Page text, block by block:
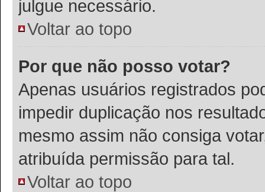
julgue necessário.
Voltar ao topo
Por que não posso votar?
Apenas usuários registrados
impedir duplicação nos
mesmo assim não consiga
atribuída permissão para tal.
Voltar ao topo